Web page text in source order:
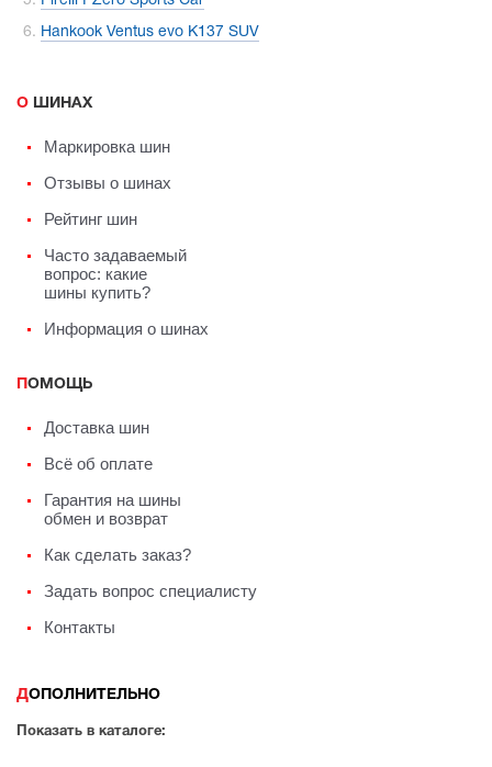
Hankook Ventus evo K137 SUV
О ШИНАХ
Маркировка шин
Отзывы о шинах
Рейтинг шин
Часто задаваемый
вопрос: какие
шины купить?
Информация о шинах
ПОМОЩЬ
Доставка шин
Всё об оплате
Гарантия на шины
обмен и возврат
Как сделать заказ?
Задать вопрос специалисту
Контакты
ДОПОЛНИТЕЛЬНО
Показать в каталоге: